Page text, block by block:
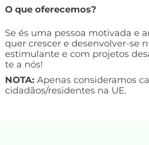
O que oferecemos?
Se és uma pessoa motivada e
quer crescer e desenvolver-se
estimulante e com projetos
te a nós!
NOTA: Apenas consideramos
cidadãos/residentes na UE.